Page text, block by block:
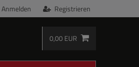
Anmelden Registrieren
0,00 EUR